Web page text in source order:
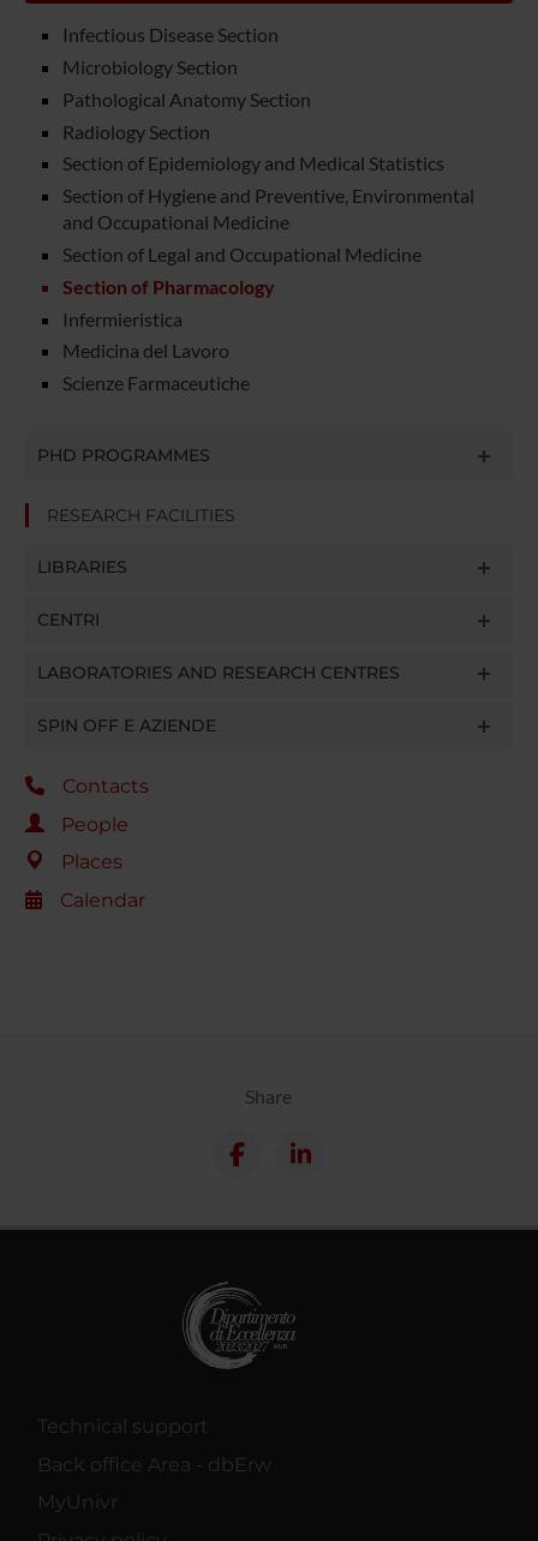
Infectious Disease Section
Microbiology Section
Pathological Anatomy Section
Radiology Section
Section of Epidemiology and Medical Statistics
Section of Hygiene and Preventive, Environmental
and Occupational Medicine
Section of Legal and Occupational Medicine
Section of Pharmacology
Infermieristica
Medicina del Lavoro
Scienze Farmaceutiche
PHD PROGRAMMES
RESEARCH FACILITIES
LIBRARIES
CENTRI
LABORATORIES AND RESEARCH CENTRES
SPIN OFF E AZIENDE
Contacts
People
Places
Calendar
Share
Technical support
Back office Area - dbErw
MyUnivr